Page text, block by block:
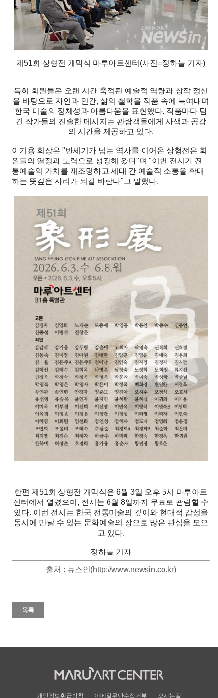
제51회 상형전 개막식 마루아트센터(사진=정하늘 기자)
특히 회원들은 오랜 시간 축적된 예술적 역량과 창작 정신
을 바탕으로 자연과 인간, 삶의 철학을 작품 속에 녹여내며
한국 미술의 정체성과 아름다움을 표현했다. 작품마다 담
긴 작가들의 진솔한 메시지는 관람객들에게 사색과 공감
의 시간을 제공하고 있다.
이기용 회장은 "반세기가 넘는 역사를 이어온 상형전은 회
원들의 열정과 노력으로 성장해 왔다"며 "이번 전시가 전
통예술의 가치를 재조명하고 세대 간 예술적 소통을 확대
하는 뜻깊은 자리가 되길 바란다"고 말했다.
한편 제51회 상형전 개막식은 6월 3일 오후 5시 마루아트
센터에서 열렸으며, 전시는 6월 8일까지 무료로 관람할 수
있다. 이번 전시는 한국 전통미술의 깊이와 현대적 감성을
동시에 만날 수 있는 문화예술의 장으로 많은 관심을 모으
고 있다.
정하늘 기자
출처 : 뉴스인(http://www.newsin.co.kr)
개인정보취급방침 이메일무단수집거부 오시는길